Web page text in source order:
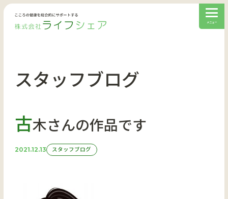
スタッフブログ
古木さんの作品です
2021.12.13 スタッフブログ